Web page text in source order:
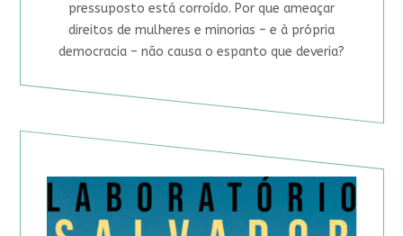
pressuposto está corroído. Por que ameaçar
direitos de mulheres e minorias – e à própria
democracia – não causa o espanto que deveria?